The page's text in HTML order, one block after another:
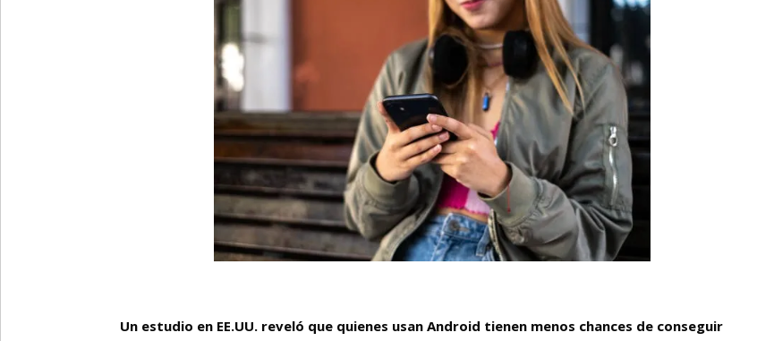
Un estudio en EE.UU. reveló que quienes usan Android tienen menos chances de conseguir